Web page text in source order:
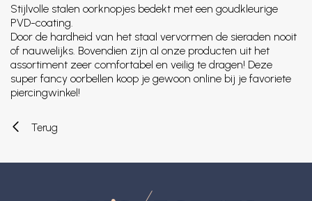
Stijlvolle stalen oorknopjes bedekt met een goudkleurige
PVD-coating.
Door de hardheid van het staal vervormen de sieraden nooit
of nauwelijks. Bovendien zijn al onze producten uit het
assortiment zeer comfortabel en veilig te dragen! Deze
super fancy oorbellen koop je gewoon online bij je favoriete
piercingwinkel!
Terug